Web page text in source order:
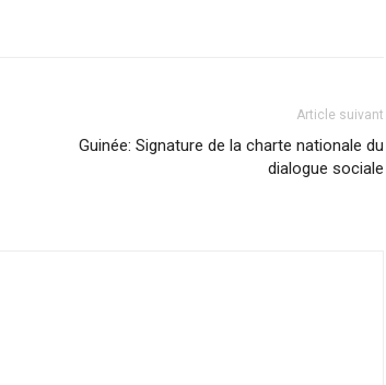
Article suivant
Guinée: Signature de la charte nationale du
dialogue sociale